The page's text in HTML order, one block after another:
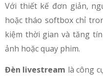
Với thiết kế đơn giản,
hoặc tháo softbox chỉ
kiệm thời gian và tăng
ảnh hoặc quay phim.
Đèn livestream là công